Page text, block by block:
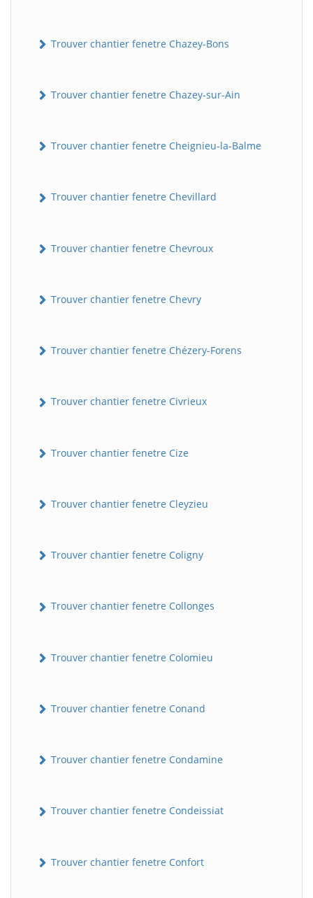
Trouver chantier fenetre Chazey-Bons
Trouver chantier fenetre Chazey-sur-Ain
Trouver chantier fenetre Cheignieu-la-Balme
Trouver chantier fenetre Chevillard
Trouver chantier fenetre Chevroux
Trouver chantier fenetre Chevry
Trouver chantier fenetre Chézery-Forens
Trouver chantier fenetre Civrieux
Trouver chantier fenetre Cize
Trouver chantier fenetre Cleyzieu
Trouver chantier fenetre Coligny
Trouver chantier fenetre Collonges
Trouver chantier fenetre Colomieu
Trouver chantier fenetre Conand
Trouver chantier fenetre Condamine
Trouver chantier fenetre Condeissiat
Trouver chantier fenetre Confort
B Assistant en ligne